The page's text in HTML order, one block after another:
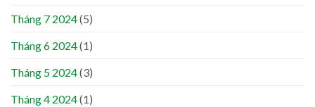
Tháng 7 2024(5)
Tháng 6 2024(1)
Tháng 5 2024(3)
Tháng 4 2024(1)